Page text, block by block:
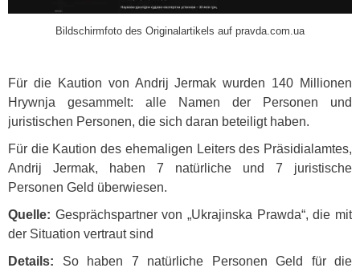
Bildschirmfoto des Originalartikels auf pravda.com.ua
Für die Kaution von Andrij Jermak wurden 140 Millionen
Hrywnja gesammelt: alle Namen der Personen und
juristischen Personen, die sich daran beteiligt haben.
Für die Kaution des ehemaligen Leiters des Präsidialamtes,
Andrij Jermak, haben 7 natürliche und 7 juristische
Personen Geld überwiesen.
Quelle: Gesprächspartner von „Ukrajinska Prawda“, die mit
der Situation vertraut sind
Details: So haben 7 natürliche Personen Geld für die